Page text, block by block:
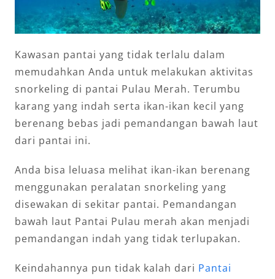
Kawasan pantai yang tidak terlalu dalam
memudahkan Anda untuk melakukan aktivitas
snorkeling di pantai Pulau Merah. Terumbu
karang yang indah serta ikan-ikan kecil yang
berenang bebas jadi pemandangan bawah laut
dari pantai ini.
Anda bisa leluasa melihat ikan-ikan berenang
menggunakan peralatan snorkeling yang
disewakan di sekitar pantai. Pemandangan
bawah laut Pantai Pulau merah akan menjadi
pemandangan indah yang tidak terlupakan.
Keindahannya pun tidak kalah dari Pantai